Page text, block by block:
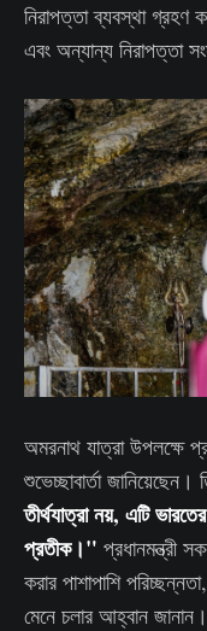
নিরাপত্তা ব্যবস্থা গ্রহণ
এবং অন্যান্য নিরাপত্তা
অমরনাথ যাত্রা উপলক্ষে
শুভেচ্ছাবার্তা জানিয়েছেন।
তীর্থযাত্রা নয়, এটি
প্রতীক।" প্রধানমন্ত্রী
করার পাশাপাশি
মেনে চলার আহ্বান জানান।